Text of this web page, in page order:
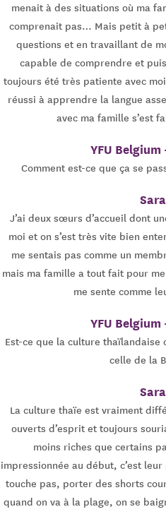
menait à des situations où ma
comprenait pas… Mais petit à
questions et en travaillant de
capable de comprendre et
toujours été très patiente avec
réussi à apprendre la langue
avec ma famille s’est
YFU
Comment est-ce que ça se
J’ai deux sœurs d’accueil dont
moi et on s’est très vite bien
me sentais pas comme un
mais ma famille a tout fait pour me
me sente comme
YFU
Est-ce que la culture
celle de la
La culture thaïe est vraiment
ouverts d’esprit et toujours
moins riches que certains
impressionnée au début, c’est
touche pas, porter des shorts
quand on va à la plage, on se